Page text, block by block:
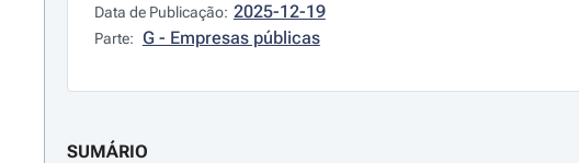
Data de Publicação: 2025-12-19
Parte: G - Empresas públicas
SUMÁRIO